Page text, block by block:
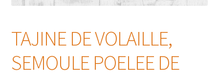
TAJINE DE VOLAILLE,
SEMOULE POELEE DE